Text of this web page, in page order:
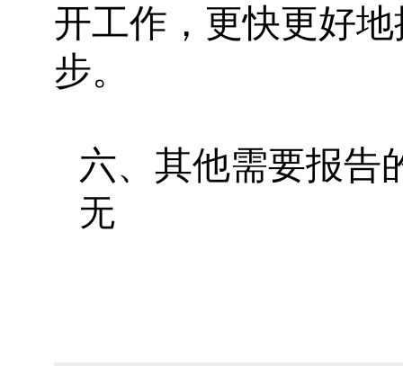
开工作，更快更好
步。
六、 其他需要报告
无